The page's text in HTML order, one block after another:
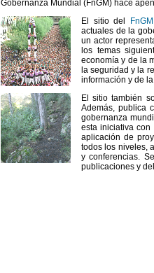
Gobernanza Mundial (FnGM) hace
El sitio del FnGM
actuales de la
un actor
los temas
economía y de la
la seguridad y la
información y de
El sitio también
Además, publica
gobernanza
esta iniciativa
aplicación de
todos los niveles,
y conferencias.
publicaciones y